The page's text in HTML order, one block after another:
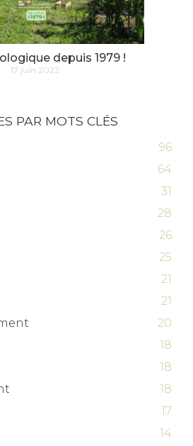
depuis 1979 !
17 juin 2022
PAR MOTS CLÉS
96
64
31
28
26
25
21
21
20
18
18
18
17
14